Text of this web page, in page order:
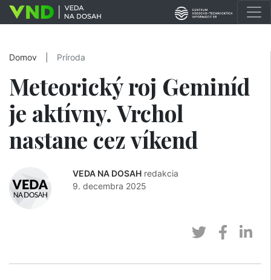
Domov Príroda
Meteorický roj Geminíd
je aktívny. Vrchol
nastane cez víkend
VEDA NA DOSAH redakcia
9. decembra 2025